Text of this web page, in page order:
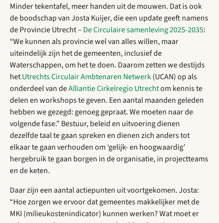
Minder tekentafel, meer handen uit de mouwen. Dat is ook
de boodschap van Josta Kuijer, die een update geeft namens
de Provincie Utrecht – De Circulaire samenleving 2025-2035:
“We kunnen als provincie wel van alles willen, maar
uiteindelijk zijn het de gemeenten, inclusief de
Waterschappen, om het te doen. Daarom zetten we destijds
hetUtrechts Circulair Ambtenaren Netwerk(UCAN) op als
onderdeel van deAlliantie Cirkelregio Utrechtom kennis te
delen en workshops te geven. Een aantal maanden geleden
hebben we gezegd: genoeg gepraat. We moeten naar de
volgende fase.” Bestuur, beleid en uitvoering dienen
dezelfde taal te gaan spreken en dienen zich anders tot
elkaar te gaan verhouden om ‘gelijk- en hoogwaardig’
hergebruik te gaan borgen in de organisatie, in projectteams
en de keten.
Daar zijn een aantal actiepunten uit voortgekomen. Josta:
“Hoe zorgen we ervoor dat gemeentes makkelijker met de
MKI (milieukostenindicator) kunnen werken? Wat moet er